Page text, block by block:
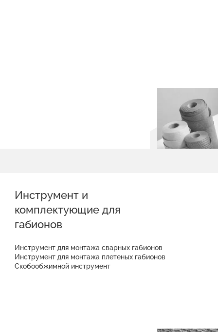
Инструмент и
комплектующие для
габионов
Инструмент для монтажа сварных габионов
Инструмент для монтажа плетеных габионов
Скобообжимной инструмент